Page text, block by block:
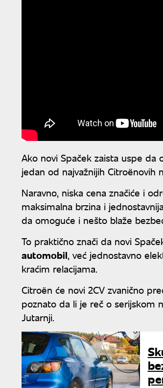
Ako novi Spaček zaista uspe da
jedan od najvažnijih Citroënovih
Naravno, niska cena značiće i
maksimalna brzina i
da omoguće i nešto blaže
To praktično znači da novi
automobil, već jednostavno
kraćim relacijama.
Citroën će novi 2CV zvanično
poznato da li je reč o serijskom
Jutarnji.